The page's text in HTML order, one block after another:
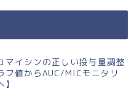
マイシンの正しい投与量調整
フ値からAUC/MICモニタリ